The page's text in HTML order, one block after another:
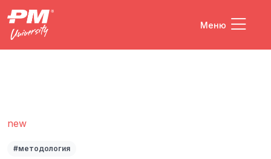
Меню
new
#методология